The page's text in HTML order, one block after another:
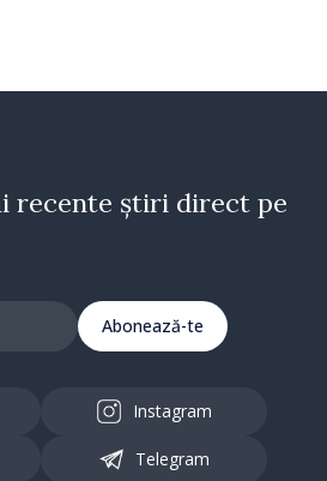
recente știri direct pe
Abonează-te
Instagram
Telegram